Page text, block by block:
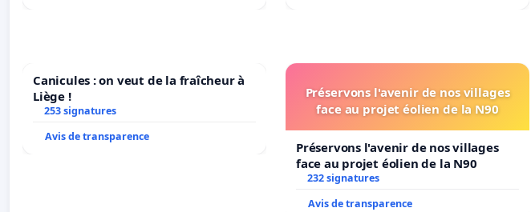
Canicules : on veut de la fraîcheur à
Liège !
253 signatures
Avis de transparence
Préservons l'avenir de nos villages
face au projet éolien de la N90
Préservons l'avenir de nos villages
face au projet éolien de la N90
232 signatures
Avis de transparence